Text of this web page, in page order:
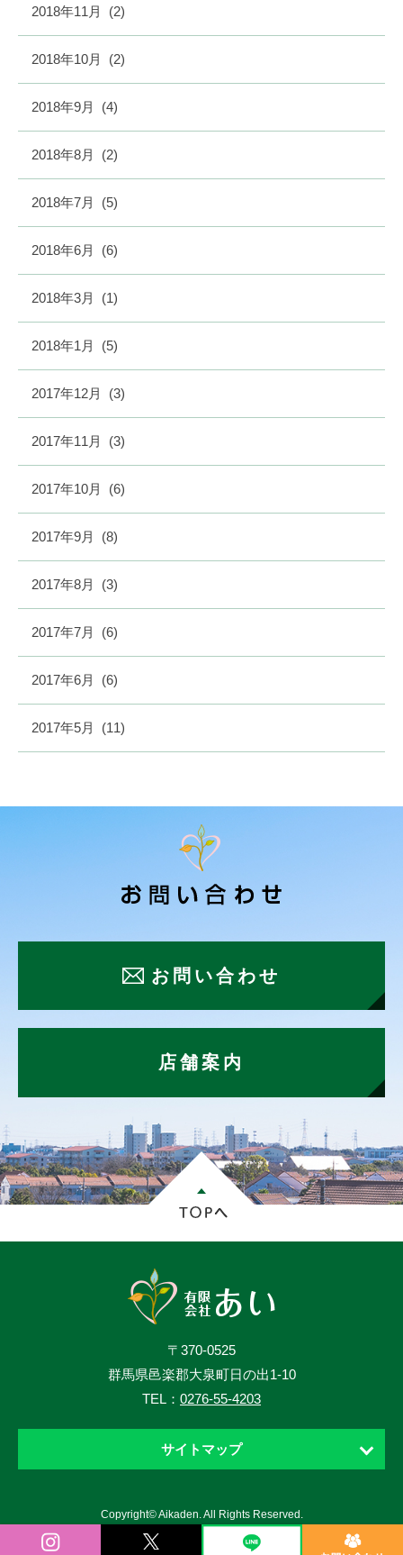
2018年11月 (2)
2018年10月 (2)
2018年9月 (4)
2018年8月 (2)
2018年7月 (5)
2018年6月 (6)
2018年3月 (1)
2018年1月 (5)
2017年12月 (3)
2017年11月 (3)
2017年10月 (6)
2017年9月 (8)
2017年8月 (3)
2017年7月 (6)
2017年6月 (6)
2017年5月 (11)
お問い合わせ
店舗案内
〒370-0525
群馬県邑楽郡大泉町日の出1-10
TEL： 0276-55-4203
サイトマップ
お知らせ
ニュース・ブログ・動画
Copyright© Aikaden. All Rights Reserved.